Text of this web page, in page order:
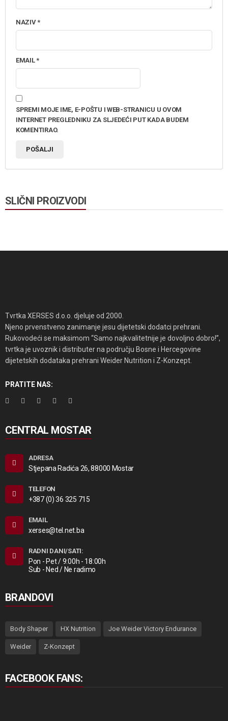
NAZIV*
EMAIL*
SPREMI MOJE IME, E-POŠTU I WEB-STRANICU U OVOM
INTERNET PREGLEDNIKU ZA SLJEDEĆI PUT KADA BUDEM
KOMENTIRAO.
SLIČNI PROIZVODI
Tvrtka XERSES d.o.o. djeluje od 2000.
Njeno prvenstveno zanimanje jesu dijetetski dodatci prehrani.
Rukovodeći se maksimom “Samo najkvalitetnije je dovoljno dobro!”,
tvrtka je uvoznik i distributer na području Bosne i Hercegovine
dijetetskih dodataka prehrani Weider Nutrition i Z-Konzept.
PRATITE NAS:
CENTRAL MOSTAR
ADRESA
Stjepana Radića 26, 88000 Mostar
TELEFON
+387 (0) 36 325 715
EMAIL
xerses@tel.net.ba
RADNI DANI/SATI:
Pon - Pet / 9:00h - 18:00h
Sub - Ned / Ne radimo
BRANDOVI
Body Shaper HX Nutrition Joe Weider Victory Endurance
Weider Z-Konzept
FACEBOOK FANS: